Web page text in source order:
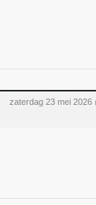
zaterdag 23 mei 2026